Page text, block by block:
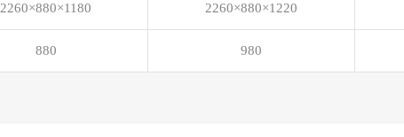
2260×880×1180 2260×880×1220
880 980